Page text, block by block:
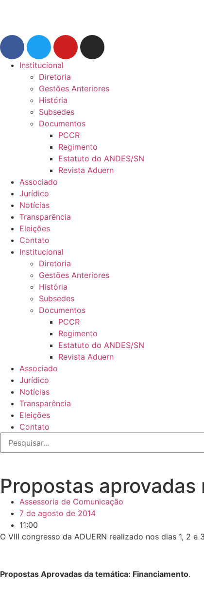
Institucional
Diretoria
Gestões Anteriores
História
Subsedes
Documentos
PCCR
Regimento
Estatuto do ANDES/SN
Revista Aduern
Associado
Jurídico
Notícias
Transparência
Eleições
Contato
Institucional
Diretoria
Gestões Anteriores
História
Subsedes
Documentos
PCCR
Regimento
Estatuto do ANDES/SN
Revista Aduern
Associado
Jurídico
Notícias
Transparência
Eleições
Contato
Propostas
Assessoria de Comunicação
7 de agosto de 2014
11:00
O VIII congresso da ADUERN realizado nos dias 1, 2
Propostas Aprovadas da temática: Financiamento.